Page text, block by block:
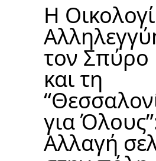
Η
τον Σπύρο
και τη
για
Αλλαγή